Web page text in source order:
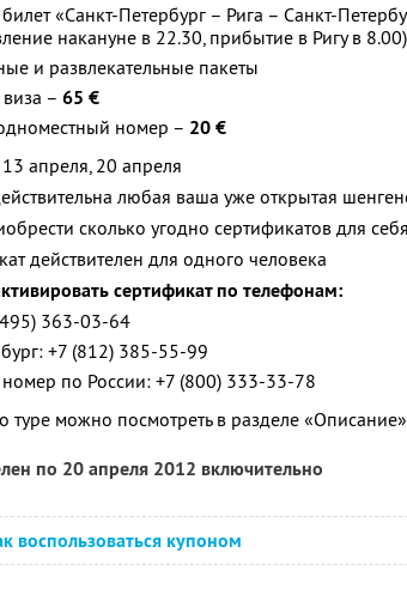
«Санкт-Петербург – Рига – Санкт-
накануне в 22.30, прибытие в Ригу в 8.00)
и развлекательные пакеты
– 65 €
номер – 20 €
апреля, 20 апреля
любая ваша уже открытая
сколько угодно сертификатов для
действителен для одного человека
сертификат по телефонам:
363-03-64
+7 (812) 385-55-99
по России: +7 (800) 333-33-78
можно посмотреть в разделе
по 20 апреля 2012 включительно
воспользоваться купоном